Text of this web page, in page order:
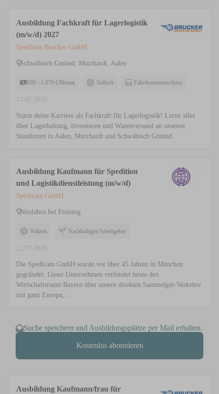
Ausbildung Fachkraft für Lagerlogistik
(m/w/d) 2027
Spedition Brucker GmbH
Schwäbisch Gmünd, Murrhardt, Aalen
930 - 1.070 €/Monat Vollzeit Fahrtkostenzuschuss
14.07.2026
Starte deine Karriere als Fachkraft für Lagerlogistik! Lerne alles
über Lagerhaltung, Inventuren und Warenversand an unseren
Standorten in Aalen, Murrhardt und Schwäbisch Gmünd.
Ausbildung Kaufmann für Spedition
und Logistikdienstleistung (m/w/d)
Spedicam GmbH
Neufahrn bei Freising
Vollzeit Nachhaltiger Arbeitgeber
22.07.2026
Die Spedicam GmbH wurde vor über 45 Jahren in München
gegründet. Unser Unternehmen verbindet heute den
Wirtschaftsraum Bayern über unsere direkten Sammelgut-Verkehre
mit ganz Europa;...
Suche speichern und Ausbildungsplätze per Mail erhalten.
Kostenlos abonnieren
Ausbildung Kaufmann/frau für